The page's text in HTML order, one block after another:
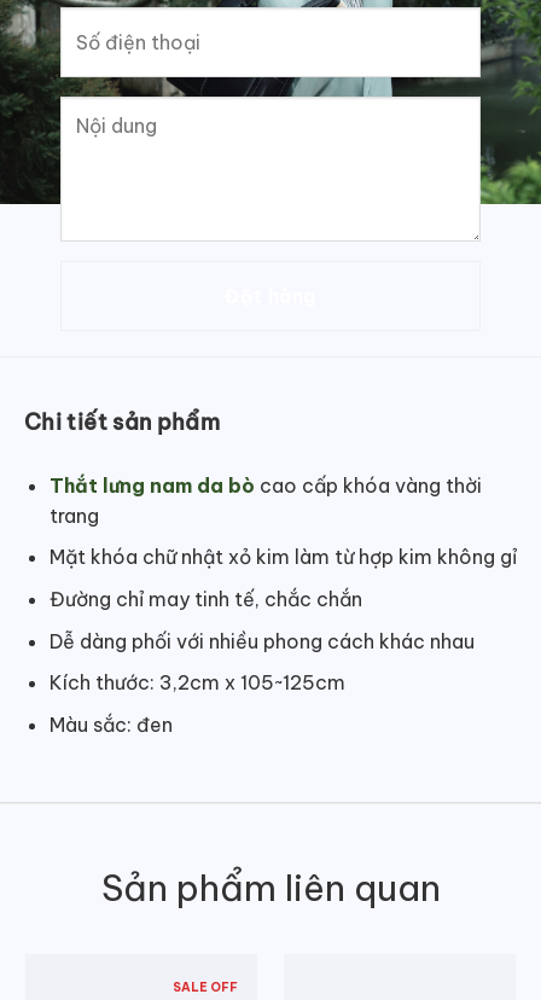
Chi tiết sản phẩm
Thắt lưng nam da bò cao cấp khóa vàng thời
trang
Mặt khóa chữ nhật xỏ kim làm từ hợp kim không gỉ
Đường chỉ may tinh tế, chắc chắn
Dễ dàng phối với nhiều phong cách khác nhau
Kích thước: 3,2cm x 105~125cm
Màu sắc: đen
Sản phẩm liên quan
SALE OFF